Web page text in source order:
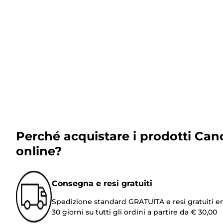
Perché acquistare i prodotti
online?
Consegna e resi gratuiti
Spedizione standard GRATUITA e resi gratuiti
30 giorni su tutti gli ordini a partire da € 30,00